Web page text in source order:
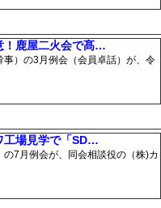
！鹿屋二火会で髙…
）の3月例会（会員卓話）が、令
工場見学で「SD…
7月例会が、同会相談役の（株)カ